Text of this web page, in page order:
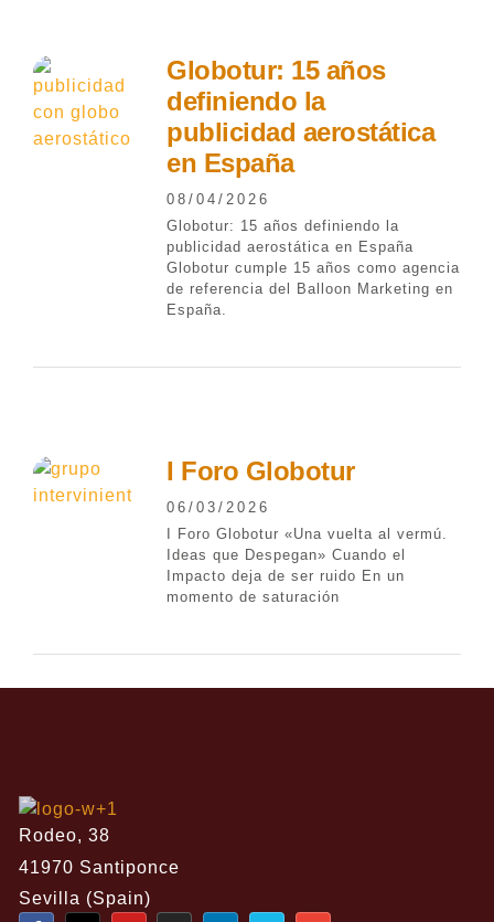
Globotur: 15 años
definiendo la
publicidad aerostática
en España
08/04/2026
Globotur: 15 años definiendo la
publicidad aerostática en España
Globotur cumple 15 años como agencia
de referencia del Balloon Marketing en
España.
I Foro Globotur
06/03/2026
I Foro Globotur «Una vuelta al vermú.
Ideas que Despegan» Cuando el
Impacto deja de ser ruido En un
momento de saturación
Rodeo, 38
41970 Santiponce
Sevilla (Spain)